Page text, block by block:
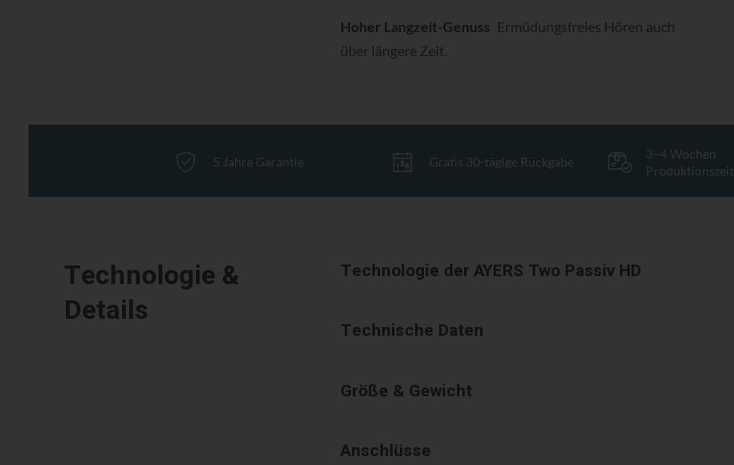
Hoher Langzeit-Genuss Ermüdungsfreies Hören auch
über längere Zeit.
5 Jahre Garantie Gratis 30-tägige Rückgabe
3–4 Wochen
Produktionszeit
Technologie &
Details
Technologie der AYERS Two Passiv HD
Technische Daten
Größe & Gewicht
Anschlüsse